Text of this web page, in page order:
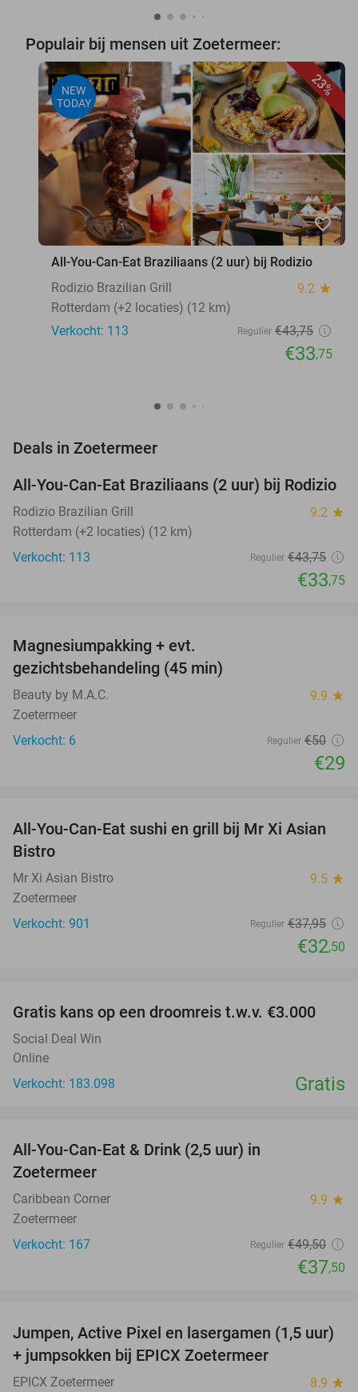
Populair bij mensen uit Zoetermeer:
23%
NEW
TODAY
favorite_border
All-You-Can-Eat Braziliaans (2 uur) bij Rodizio
Rodizio Brazilian Grill
9.2 star
Rotterdam (+2 locaties) (12 km)
Verkocht: 113
Regulier €43,75
€33,75
Deals in Zoetermeer
23%
TODAY
All-You-Can-Eat Braziliaans (2 uur) bij Rodizio
Rodizio Brazilian Grill 9.2 star
Rotterdam (+2 locaties) (12 km)
Verkocht: 113
Regulier €43,75
€33,75
Magnesiumpakking + evt.
gezichtsbehandeling (45 min)
Beauty by M.A.C. 9.9 star
Zoetermeer
Verkocht: 6
Regulier €50
€29
14%
All-You-Can-Eat sushi en grill bij Mr Xi Asian
Bistro
Mr Xi Asian Bistro 9.5 star
Zoetermeer
Verkocht: 901
Regulier €37,95
€32,50
Gratis kans op een droomreis t.w.v. €3.000
Social Deal Win
Online
Verkocht: 183.098
Gratis
All-You-Can-Eat & Drink (2,5 uur) in
Zoetermeer
Caribbean Corner 9.9 star
Zoetermeer
Verkocht: 167
Regulier €49,50
€37,50
30%
Jumpen, Active Pixel en lasergamen (1,5 uur)
+ jumpsokken bij EPICX Zoetermeer
EPICX Zoetermeer 8.9 star